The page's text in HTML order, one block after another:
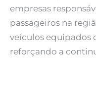
empresas
passageiros na
veículos equipados
reforçando a